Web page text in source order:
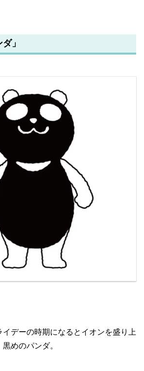
」
デーの時期になるとイオンを盛り上
めのパンダ。